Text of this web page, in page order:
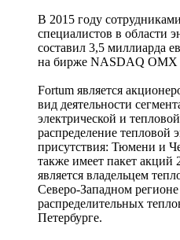
В 2015 году
специалистов в области
составил 3,5 миллиарда
на бирже NASDAQ OMX
Fortum является
вид деятельности
электрической и
распределение тепловой
присутствия: Тюмени и
также имеет пакет
является владельцем
Северо-Западном
распределительных
Петербурге.